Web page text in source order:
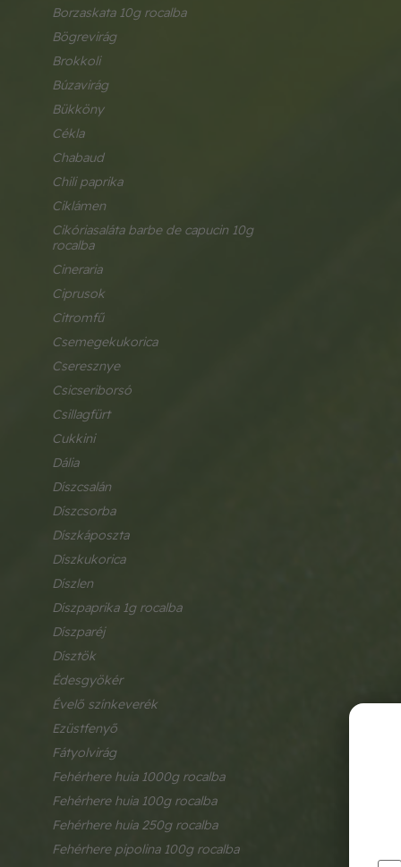
borzaskata 10g rocalba
bögrevirág
brokkoli
búzavirág
bükköny
cékla
chabaud
chili paprika
ciklámen
cikóriasaláta barbe de capucin 10g
rocalba
cineraria
ciprusok
citromfű
csemegekukorica
cseresznye
csicseriborsó
csillagfürt
cukkini
dália
díszcsalán
díszcsorba
díszkáposzta
díszkukorica
díszlen
díszpaprika 1g rocalba
díszparéj
dísztök
édesgyökér
évelő színkeverék
ezüstfenyő
fátyolvirág
fehérhere huia 1000g rocalba
fehérhere huia 100g rocalba
fehérhere huia 250g rocalba
fehérhere pipolina 100g rocalba